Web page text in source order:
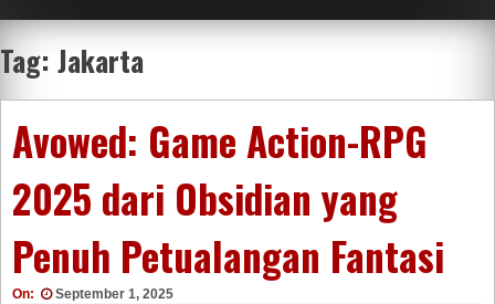
Seluruh Di
Indonesia
Tag: Jakarta
Avowed: Game Action-RPG
2025 dari Obsidian yang
Penuh Petualangan Fantasi
On: September 1, 2025